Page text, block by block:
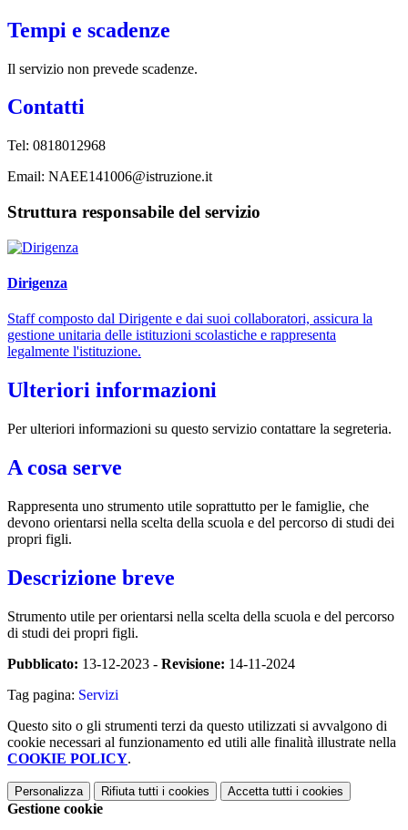
Tempi e scadenze
Il servizio non prevede scadenze.
Contatti
Tel: 0818012968
Email: NAEE141006@istruzione.it
Struttura responsabile del servizio
Dirigenza
Staff composto dal Dirigente e dai suoi collaboratori, assicura la
gestione unitaria delle istituzioni scolastiche e rappresenta
legalmente l'istituzione.
Ulteriori informazioni
Per ulteriori informazioni su questo servizio contattare la segreteria.
A cosa serve
Rappresenta uno strumento utile soprattutto per le famiglie, che
devono orientarsi nella scelta della scuola e del percorso di studi dei
propri figli.
Descrizione breve
Strumento utile per orientarsi nella scelta della scuola e del percorso
di studi dei propri figli.
Pubblicato: 13-12-2023 - Revisione: 14-11-2024
Tag pagina: Servizi
Questo sito o gli strumenti terzi da questo utilizzati si avvalgono di
cookie necessari al funzionamento ed utili alle finalità illustrate nella
COOKIE POLICY.
Personalizza Rifiuta tutti i cookies Accetta tutti i cookies
Gestione cookie